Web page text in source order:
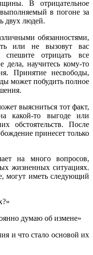
В отрицательное
в погоне за
двух людей.
обязанностями,
или не вызовут вас
отрицать все
дела, научитесь кому-то
Принятие несвободы,
может побудить полное
выясниться тот факт,
какой-то выгоде или
обстоятельств. После
принесет только
на много вопросов,
жизненных ситуациях.
могут иметь следующий
думаю об измене»
и что стало основой их